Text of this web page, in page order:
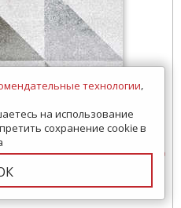
Decor Leon
технологии,
на использование
сохранение cookie в